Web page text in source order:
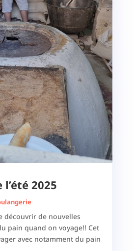
2025
découvrir de nouvelles
pain quand on voyage!! Cet
avec notamment du pain